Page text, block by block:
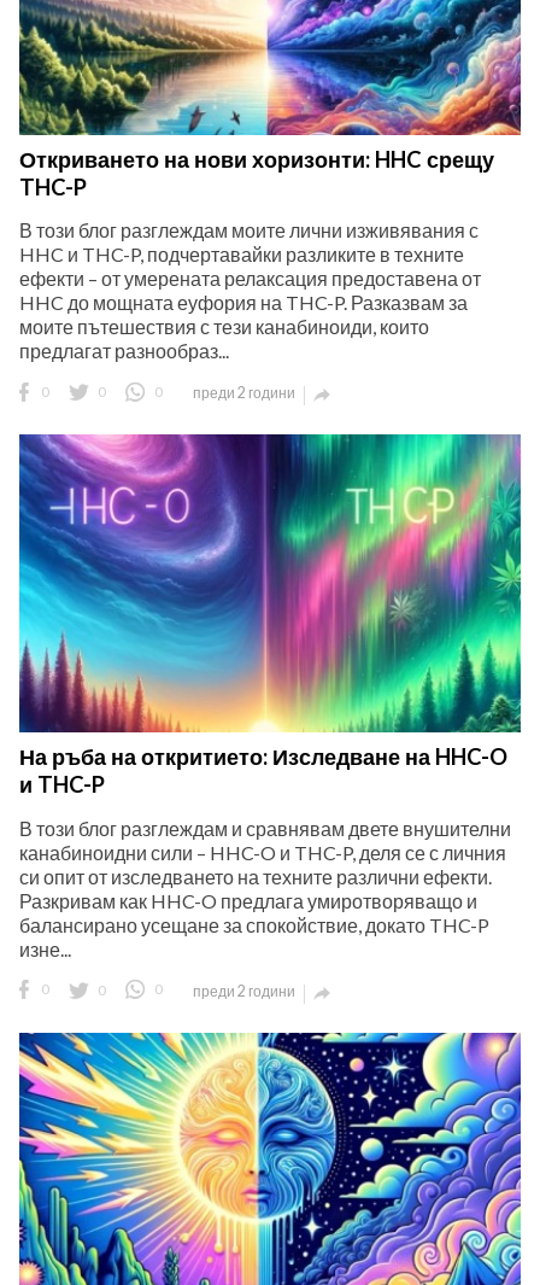
Откриването на нови хоризонти: HHC срещу
THC-P
В този блог разглеждам моите лични изживявания с
HHC и THC-P, подчертавайки разликите в техните
ефекти – от умерената релаксация предоставена от
HHC до мощната еуфория на THC-P. Разказвам за
моите пътешествия с тези канабиноиди, които
предлагат разнообраз...
0 0 0 преди 2 години 
На ръба на откритието: Изследване на HHC-O
и THC-P
В този блог разглеждам и сравнявам двете внушителни
канабиноидни сили – HHC-O и THC-P, деля се с личния
си опит от изследването на техните различни ефекти.
Разкривам как HHC-O предлага умиротворяващо и
балансирано усещане за спокойствие, докато THC-P
изне...
0 0 0 преди 2 години 